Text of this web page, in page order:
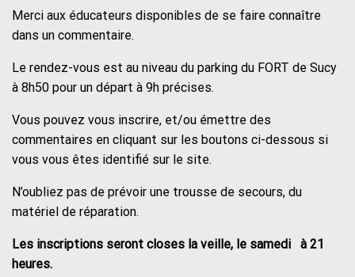
Merci aux éducateurs disponibles de se faire connaître
dans un commentaire.
Le rendez-vous est au niveau du parking du FORT de Sucy
à 8h50 pour un départ à 9h précises.
Vous pouvez vous inscrire, et/ou émettre des
commentaires en cliquant sur les boutons ci-dessous si
vous vous êtes identifié sur le site.
N’oubliez pas de prévoir une trousse de secours, du
matériel de réparation.
Les inscriptions seront closes la veille, le samedi à 21
heures.